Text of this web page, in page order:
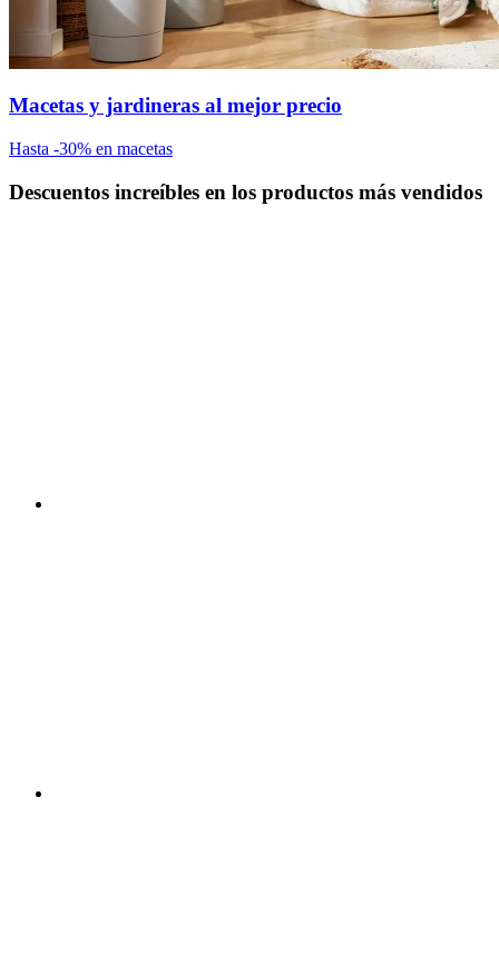
Macetas y jardineras al mejor precio
Hasta -30% en macetas
Descuentos increíbles en los productos más vendidos